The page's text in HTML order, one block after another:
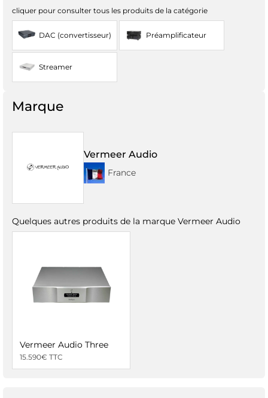
cliquer pour consulter tous les produits de la catégorie
DAC (convertisseur) Préamplificateur
Streamer
Marque
Vermeer Audio
France
Quelques autres produits de la marque Vermeer Audio
Vermeer Audio Three
15.590€ TTC